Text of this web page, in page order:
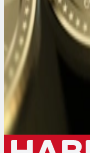
----